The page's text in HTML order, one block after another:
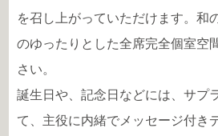
を召し上がっていただけます。和
のゆったりとした全席完全個室空
さい。
誕生日や、記念日などには、サプ
て、主役に内緒でメッセージ付き